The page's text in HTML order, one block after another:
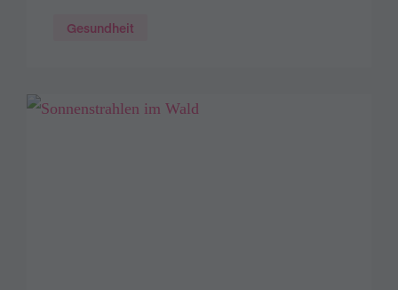
Gesundheit